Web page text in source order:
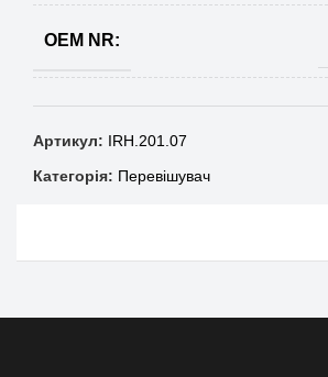
OEM NR:
Артикул: IRH.201.07
Категорія: Перевішувач